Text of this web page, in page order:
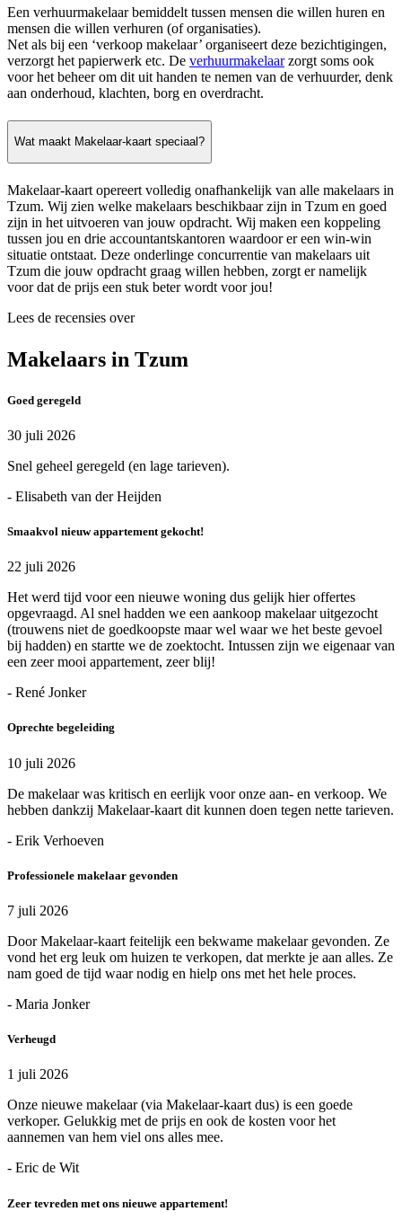
Een verhuurmakelaar bemiddelt tussen mensen die willen huren en
mensen die willen verhuren (of organisaties).
Net als bij een ‘verkoop makelaar’ organiseert deze bezichtigingen,
verzorgt het papierwerk etc. De verhuurmakelaarzorgt soms ook
voor het beheer om dit uit handen te nemen van de verhuurder, denk
aan onderhoud, klachten, borg en overdracht.
Wat maakt Makelaar-kaart speciaal?
Makelaar-kaart opereert volledig onafhankelijk van alle makelaars in
Tzum. Wij zien welke makelaars beschikbaar zijn in Tzum en goed
zijn in het uitvoeren van jouw opdracht. Wij maken een koppeling
tussen jou en drie accountantskantoren waardoor er een win-win
situatie ontstaat. Deze onderlinge concurrentie van makelaars uit
Tzum die jouw opdracht graag willen hebben, zorgt er namelijk
voor dat de prijs een stuk beter wordt voor jou!
Lees de recensies over
Makelaars in Tzum
Goed geregeld
30 juli 2026
Snel geheel geregeld (en lage tarieven).
- Elisabeth van der Heijden
Smaakvol nieuw appartement gekocht!
22 juli 2026
Het werd tijd voor een nieuwe woning dus gelijk hier offertes
opgevraagd. Al snel hadden we een aankoop makelaar uitgezocht
(trouwens niet de goedkoopste maar wel waar we het beste gevoel
bij hadden) en startte we de zoektocht. Intussen zijn we eigenaar van
een zeer mooi appartement, zeer blij!
- René Jonker
Oprechte begeleiding
10 juli 2026
De makelaar was kritisch en eerlijk voor onze aan- en verkoop. We
hebben dankzij Makelaar-kaart dit kunnen doen tegen nette tarieven.
- Erik Verhoeven
Professionele makelaar gevonden
7 juli 2026
Door Makelaar-kaart feitelijk een bekwame makelaar gevonden. Ze
vond het erg leuk om huizen te verkopen, dat merkte je aan alles. Ze
nam goed de tijd waar nodig en hielp ons met het hele proces.
- Maria Jonker
Verheugd
1 juli 2026
Onze nieuwe makelaar (via Makelaar-kaart dus) is een goede
verkoper. Gelukkig met de prijs en ook de kosten voor het
aannemen van hem viel ons alles mee.
- Eric de Wit
Zeer tevreden met ons nieuwe appartement!